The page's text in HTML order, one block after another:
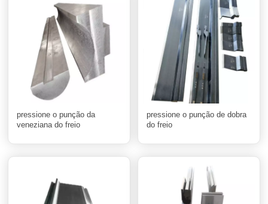
pressione o punção da
veneziana do freio
pressione o punção de dobra
do freio